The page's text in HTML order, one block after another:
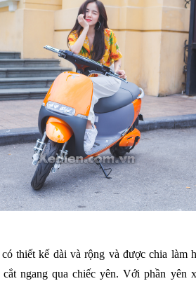
thiết kế dài và rộng và được chia làm
ngang qua chiếc yên. Với phần yên